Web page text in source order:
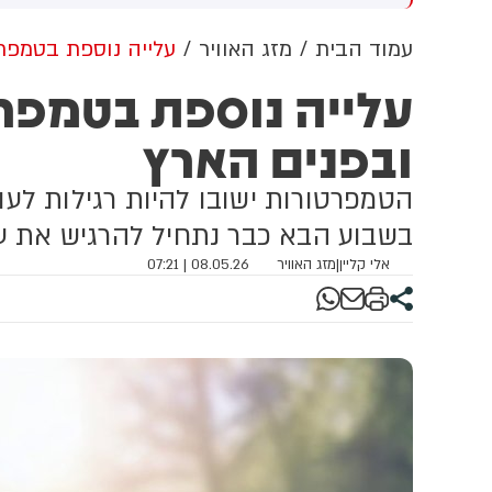
אותו כשהוא בהכרה וסובל
במרכז הרפואי לגליל
שינא לרפואה שלמה בתוך שאר
עמוד הבית מזג האוויר עלייה נוספת
עלייה נוספת
ובפנים הארץ
הטמפרטורות ישובו להיות רגילות
בשבוע הבא כבר נתחיל להרגיש את
אלי קליין|מזג האוויר 08.05.26 | 07:21